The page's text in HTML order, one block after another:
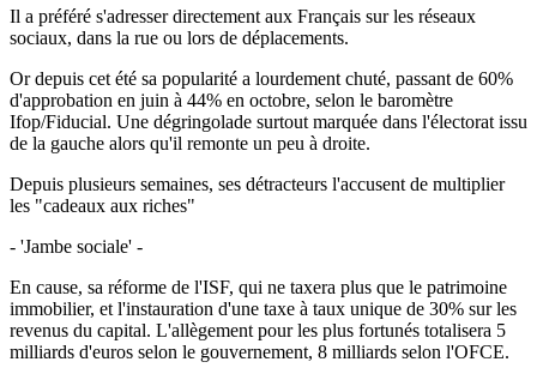
Il a préféré s'adresser directement aux Français sur les réseaux
sociaux, dans la rue ou lors de déplacements.
Or depuis cet été sa popularité a lourdement chuté, passant de 60%
d'approbation en juin à 44% en octobre, selon le baromètre
Ifop/Fiducial. Une dégringolade surtout marquée dans l'électorat issu
de la gauche alors qu'il remonte un peu à droite.
Depuis plusieurs semaines, ses détracteurs l'accusent de multiplier
les "cadeaux aux riches"
- 'Jambe sociale' -
En cause, sa réforme de l'ISF, qui ne taxera plus que le patrimoine
immobilier, et l'instauration d'une taxe à taux unique de 30% sur les
revenus du capital. L'allègement pour les plus fortunés totalisera 5
milliards d'euros selon le gouvernement, 8 milliards selon l'OFCE.